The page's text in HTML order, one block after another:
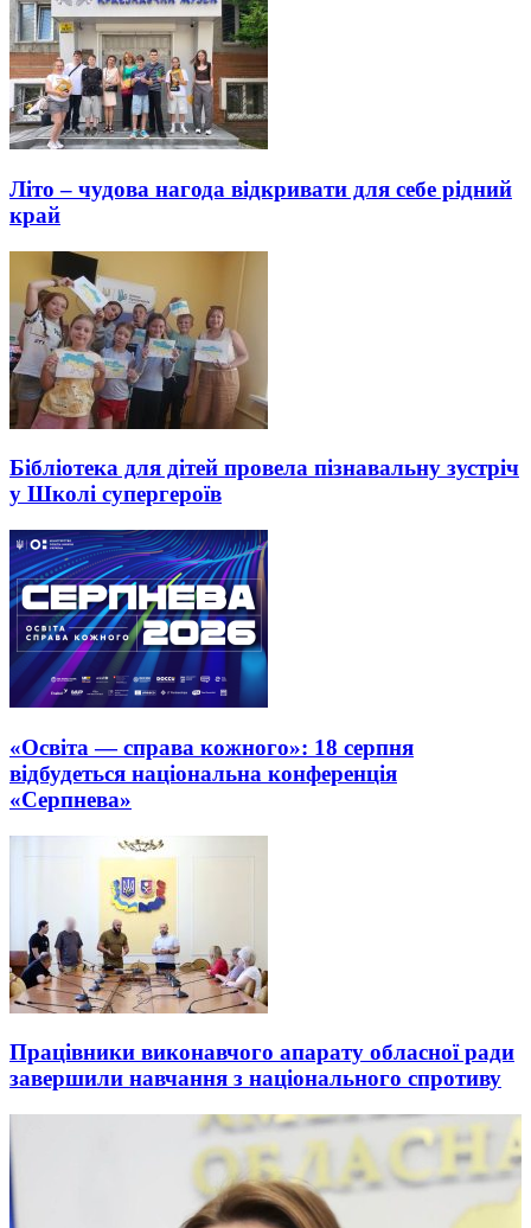
Літо – чудова нагода відкривати для себе рідний
край
Бібліотека для дітей провела пізнавальну зустріч
у Школі супергероїв
«Освіта — справа кожного»: 18 серпня
відбудеться національна конференція
«Серпнева»
Працівники виконавчого апарату обласної ради
завершили навчання з національного спротиву